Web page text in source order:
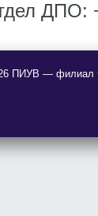
ДПО:
ПИУВ — филиал